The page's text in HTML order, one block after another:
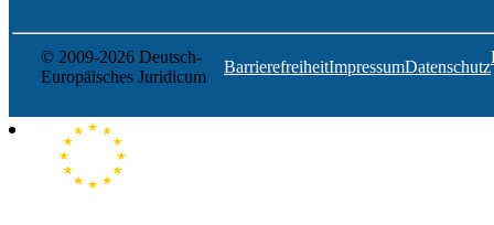
© 2009-2026 Deutsch-
Europäisches Juridicum
BarrierefreiheitImpressumDatenschutz